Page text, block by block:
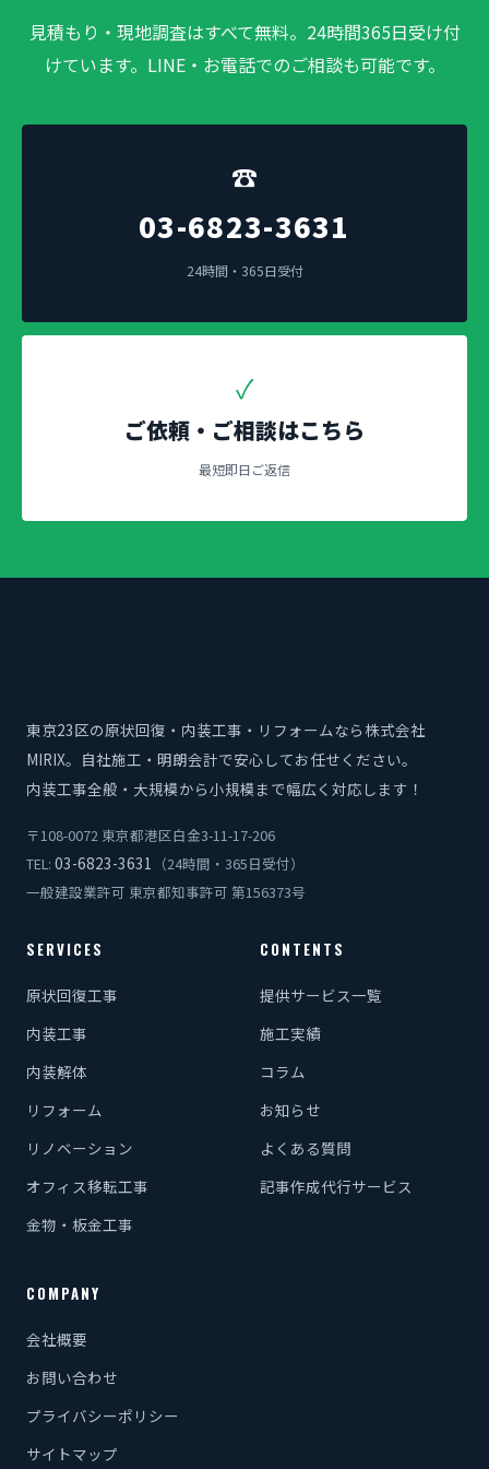
見積もり・現地調査はすべて無料。24時間365日受け付
けています。LINE・お電話でのご相談も可能です。
☎
03-6823-3631
24時間・365日受付
✓
ご依頼・ご相談はこちら
最短即日ご返信
東京23区の原状回復・内装工事・リフォームなら株式会社
MIRIX。自社施工・明朗会計で安心してお任せください。
内装工事全般・大規模から小規模まで幅広く対応します！
〒108-0072 東京都港区白金3-11-17-206
TEL: 03-6823-3631
（24時間・365日受付）
一般建設業許可 東京都知事許可 第156373号
SERVICES
原状回復工事
内装工事
内装解体
リフォーム
リノベーション
オフィス移転工事
金物・板金工事
CONTENTS
提供サービス一覧
施工実績
コラム
お知らせ
よくある質問
記事作成代行サービス
COMPANY
会社概要
お問い合わせ
プライバシーポリシー
サイトマップ